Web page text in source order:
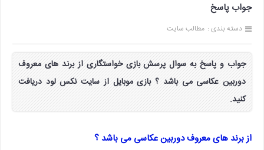
جواب پاسخ
دسته بندی : مطالب سایت
جواب و پاسخ به سوال پرسش بازی خواستگاری از برند های معروف
دوربین عکاسی می باشد ؟ بازی موبایل از سایت نکس لود دریافت
کنید.
از برند های معروف دوربین عکاسی می باشد ؟